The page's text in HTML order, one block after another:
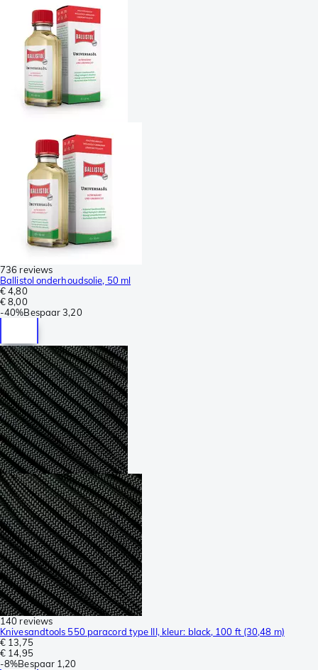
736 reviews
Ballistol onderhoudsolie, 50 ml
€ 4,80
€ 8,00
-40%Bespaar 3,20
140 reviews
Knivesandtools 550 paracord type III, kleur: black, 100 ft (30,48 m)
€ 13,75
€ 14,95
-8%Bespaar 1,20